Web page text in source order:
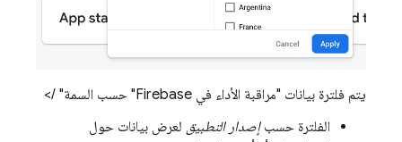
يتم فلترة بيانات "مراقبة الأداء في Firebase" حسب السمة" />
الفلترة حسبإصدار التطبيق لعرض بيانات حول